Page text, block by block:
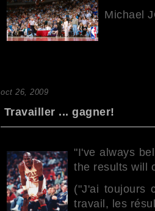
Michael
oct 26, 2009
Travailler ... gagner!
"I've always
the results will
("J'ai toujours
travail, les